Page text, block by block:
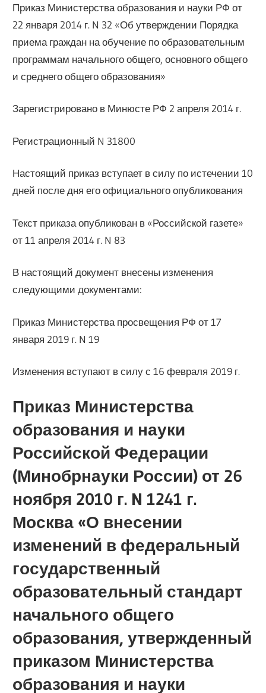
Приказ Министерства образования и науки РФ от
22 января 2014 г. N 32 «Об утверждении Порядка
приема граждан на обучение по образовательным
программам начального общего, основного общего
и среднего общего образования»
Зарегистрировано в Минюсте РФ 2 апреля 2014 г.
Регистрационный N 31800
Настоящий приказ вступает в силу по истечении 10
дней после дня его официального опубликования
Текст приказа опубликован в «Российской газете»
от 11 апреля 2014 г. N 83
В настоящий документ внесены изменения
следующими документами:
Приказ Министерства просвещения РФ от 17
января 2019 г. N 19
Изменения вступают в силу с 16 февраля 2019 г.
Приказ Министерства
образования и науки
Российской Федерации
(Минобрнауки России) от 26
ноября 2010 г. N 1241 г.
Москва «О внесении
изменений в федеральный
государственный
образовательный стандарт
начального общего
образования, утвержденный
приказом Министерства
образования и науки